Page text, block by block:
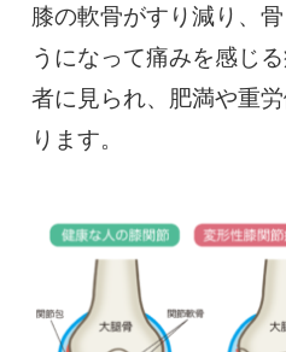
膝の軟骨がすり減り、
うになって痛みを感じ
者に見られ、肥満や重
ります。